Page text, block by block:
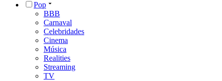
Pop
BBB
Carnaval
Celebridades
Cinema
Música
Realities
Streaming
TV